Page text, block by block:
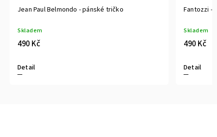
Jean Paul Belmondo - pánské tričko
Skladem
490 Kč
Detail
Fantozzi -
Skladem
490 Kč
Detail